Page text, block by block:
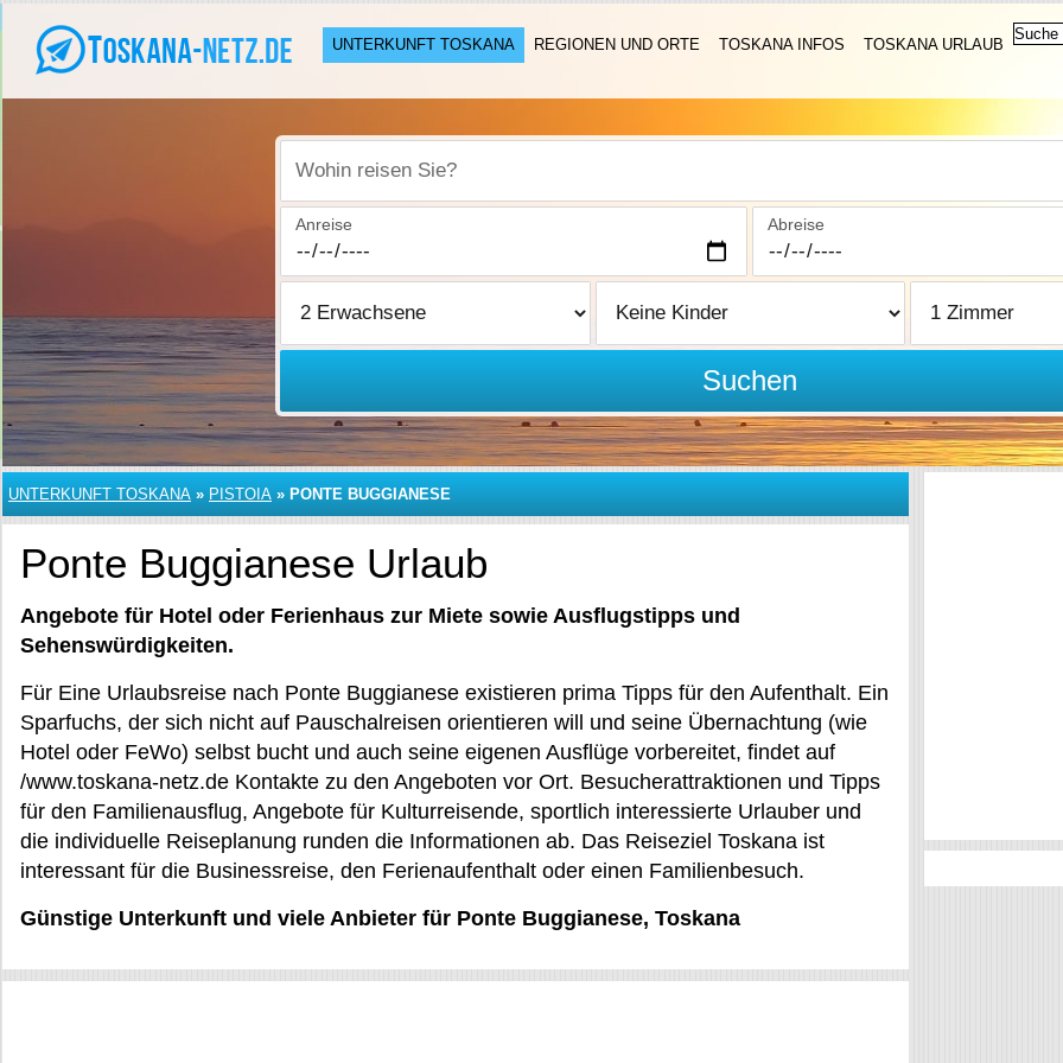
UNTERKUNFT TOSKANA REGIONEN UND ORTE TOSKANA INFOS TOSKANA URLAUB
Wohin reisen Sie?
Anreise Abreise
Suchen
UNTERKUNFT TOSKANA » PISTOIA » PONTE BUGGIANESE
Ponte Buggianese Urlaub
Angebote für Hotel oder Ferienhaus zur Miete sowie Ausflugstipps und
Sehenswürdigkeiten.
Für Eine Urlaubsreise nach Ponte Buggianese existieren prima Tipps für den Aufenthalt. Ein
Sparfuchs, der sich nicht auf Pauschalreisen orientieren will und seine Übernachtung (wie
Hotel oder FeWo) selbst bucht und auch seine eigenen Ausflüge vorbereitet, findet auf
/www.toskana-netz.de Kontakte zu den Angeboten vor Ort. Besucherattraktionen und Tipps
für den Familienausflug, Angebote für Kulturreisende, sportlich interessierte Urlauber und
die individuelle Reiseplanung runden die Informationen ab. Das Reiseziel Toskana ist
interessant für die Businessreise, den Ferienaufenthalt oder einen Familienbesuch.
Günstige Unterkunft und viele Anbieter für Ponte Buggianese, Toskana